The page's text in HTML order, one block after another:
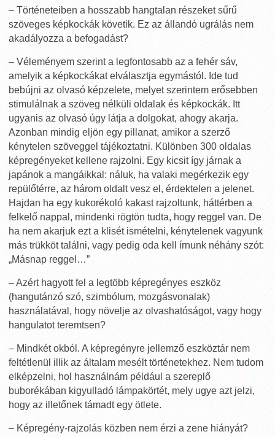
– Történeteiben a hosszabb hangtalan részeket sűrű
szöveges képkockák követik. Ez az állandó ugrálás nem
akadályozza a befogadást?
– Véleményem szerint a legfontosabb az a fehér sáv,
amelyik a képkockákat elválasztja egymástól. Ide tud
bebújni az olvasó képzelete, melyet szerintem erősebben
stimulálnak a szöveg nélküli oldalak és képkockák. Itt
ugyanis az olvasó úgy látja a dolgokat, ahogy akarja.
Azonban mindig eljön egy pillanat, amikor a szerző
kénytelen szöveggel tájékoztatni. Különben 300 oldalas
képregényeket kellene rajzolni. Egy kicsit így járnak a
japánok a mangáikkal: náluk, ha valaki megérkezik egy
repülőtérre, az három oldalt vesz el, érdektelen a jelenet.
Hajdan ha egy kukorékoló kakast rajzoltunk, háttérben a
felkelő nappal, mindenki rögtön tudta, hogy reggel van. De
ha nem akarjuk ezt a klisét ismételni, kénytelenek vagyunk
más trükköt találni, vagy pedig oda kell írnunk néhány szót:
„Másnap reggel…”
– Azért hagyott fel a legtöbb képregényes eszköz
(hangutánzó szó, szimbólum, mozgásvonalak)
használatával, hogy növelje az olvashatóságot, vagy hogy
hangulatot teremtsen?
– Mindkét okból. A képregényre jellemző eszköztár nem
feltétlenül illik az általam mesélt történetekhez. Nem tudom
elképzelni, hol használnám például a szereplő
buborékában kigyulladó lámpakörtét, mely ugye azt jelzi,
hogy az illetőnek támadt egy ötlete.
– Képregény-rajzolás közben nem érzi a zene hiányát?